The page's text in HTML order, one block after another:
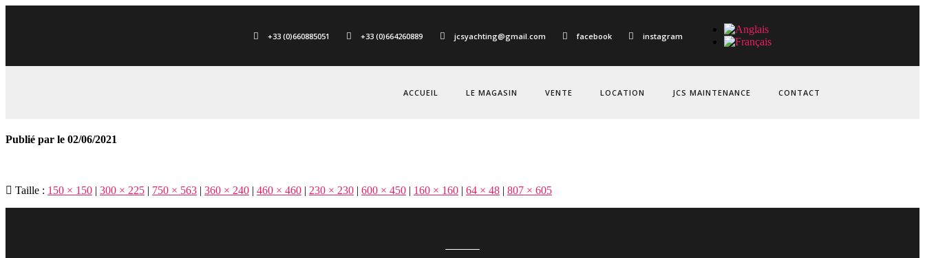
+33 (0)660885051 +33 (0)664260889 jcsyachting@gmail.com facebook instagram
ACCUEIL LE MAGASIN VENTE LOCATION JCS MAINTENANCE CONTACT
Publié par le 02/06/2021
Taille : 150 × 150 | 300 × 225 | 750 × 563 | 360 × 240 | 460 × 460 | 230 × 230 | 600 × 450 | 160 × 160 | 64 × 48 | 807 × 605